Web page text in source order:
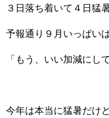
３日落ち着いて４日猛
予報通り９月いっぱい
「もう、いい加減にし
今年は本当に猛暑だけ